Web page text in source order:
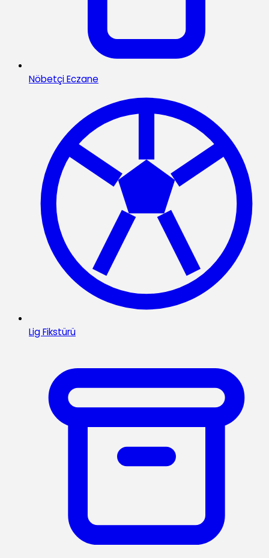
Nöbetçi Eczane
Lig Fikstürü